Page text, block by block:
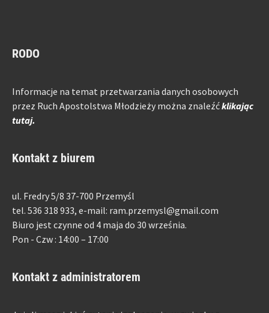
RODO
Informacje na temat przetwarzania danych osobowych
przez Ruch Apostolstwa Młodzieży można znaleźćklikając
tutaj.
Kontakt z biurem
ul. Fredry 5/8 37-700 Przemyśl
tel. 536 318 933, e-mail: ram.przemysl@gmail.com
Biuro jest czynne od 4 maja do 30 września.
Pon - Czw : 14:00 – 17:00
Kontakt z administratorem